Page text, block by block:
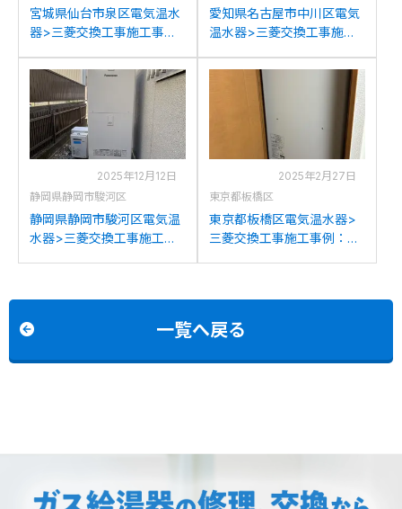
宮城県仙台市泉区電気温水
器>三菱交換工事施工事
三菱SRT-J37WD5への交換
愛知県名古屋市中川区電気
温水器>三菱交換工事施工
2TFB375RAUから三菱
SRT-J37WD5への交換
2025年12月12日
静岡県静岡市駿河区
静岡県静岡市駿河区電気温
水器>三菱交換工事施工事
2025年2月27日
東京都板橋区
東京都板橋区電気温水器>
三菱交換工事施工事例：三
一覧へ戻る